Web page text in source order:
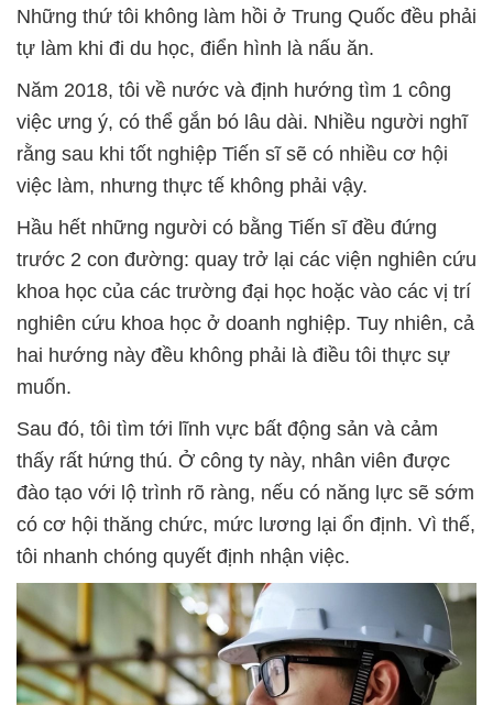
Những thứ tôi không làm hồi ở Trung Quốc đều phải
tự làm khi đi du học, điển hình là nấu ăn.
Năm 2018, tôi về nước và định hướng tìm 1 công
việc ưng ý, có thể gắn bó lâu dài. Nhiều người nghĩ
rằng sau khi tốt nghiệp Tiến sĩ sẽ có nhiều cơ hội
việc làm, nhưng thực tế không phải vậy.
Hầu hết những người có bằng Tiến sĩ đều đứng
trước 2 con đường: quay trở lại các viện nghiên cứu
khoa học của các trường đại học hoặc vào các vị trí
nghiên cứu khoa học ở doanh nghiệp. Tuy nhiên, cả
hai hướng này đều không phải là điều tôi thực sự
muốn.
Sau đó, tôi tìm tới lĩnh vực bất động sản và cảm
thấy rất hứng thú. Ở công ty này, nhân viên được
đào tạo với lộ trình rõ ràng, nếu có năng lực sẽ sớm
có cơ hội thăng chức, mức lương lại ổn định. Vì thế,
tôi nhanh chóng quyết định nhận việc.